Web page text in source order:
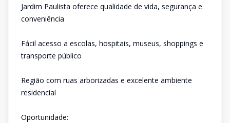
Jardim Paulista oferece qualidade de vida, segurança e
conveniência
Fácil acesso a escolas, hospitais, museus, shoppings e
transporte público
Região com ruas arborizadas e excelente ambiente
residencial
Oportunidade: